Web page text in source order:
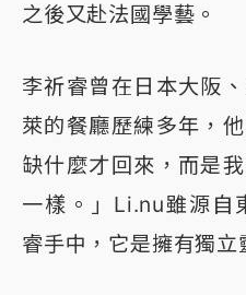
之後又赴法國學藝。
李祈睿曾在日本大阪
萊的餐廳歷練多年，
缺什麼才回來，而是
一樣。」Li.nu雖源自
睿手中，它是擁有獨立